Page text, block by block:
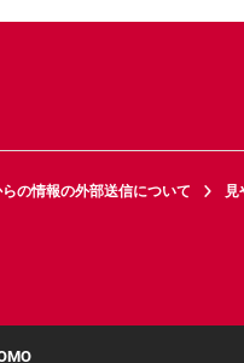
の情報の外部送信について
見